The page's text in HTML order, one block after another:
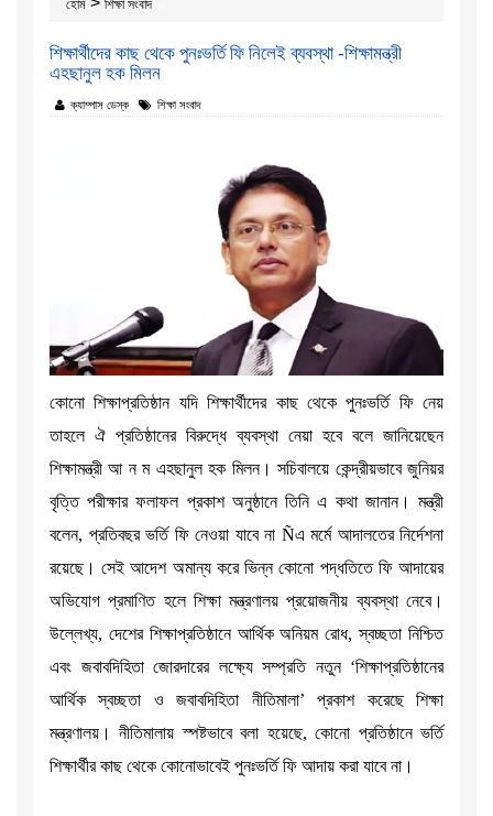
হোম শিক্ষা সংবাদ
শিক্ষার্থীদের কাছ থেকে পুনঃভর্তি ফি নিলেই ব্যবস্থা -শিক্ষামন্ত্রী
এহছানুল হক মিলন
ক্যাম্পাস ডেস্ক শিক্ষা সংবাদ
কোনো শিক্ষাপ্রতিষ্ঠান যদি শিক্ষার্থীদের কাছ থেকে পুনঃভর্তি ফি নেয়
তাহলে ঐ প্রতিষ্ঠানের বিরুদ্ধে ব্যবস্থা নেয়া হবে বলে জানিয়েছেন
শিক্ষামন্ত্রী আ ন ম এহছানুল হক মিলন। সচিবালয়ে কেন্দ্রীয়ভাবে জুনিয়র
বৃত্তি পরীক্ষার ফলাফল প্রকাশ অনুষ্ঠানে তিনি এ কথা জানান। মন্ত্রী
বলেন, প্রতিবছর ভর্তি ফি নেওয়া যাবে না Ñএ মর্মে আদালতের নির্দেশনা
রয়েছে। সেই আদেশ অমান্য করে ভিন্ন কোনো পদ্ধতিতে ফি আদায়ের
অভিযোগ প্রমাণিত হলে শিক্ষা মন্ত্রণালয় প্রয়োজনীয় ব্যবস্থা নেবে।
উল্লেখ্য, দেশের শিক্ষাপ্রতিষ্ঠানে আর্থিক অনিয়ম রোধ, স্বচ্ছতা নিশ্চিত
এবং জবাবদিহিতা জোরদারের লক্ষ্যে সম্প্রতি নতুন ‘শিক্ষাপ্রতিষ্ঠানের
আর্থিক স্বচ্ছতা ও জবাবদিহিতা নীতিমালা’ প্রকাশ করেছে শিক্ষা
মন্ত্রণালয়। নীতিমালায় স্পষ্টভাবে বলা হয়েছে, কোনো প্রতিষ্ঠানে ভর্তি
শিক্ষার্থীর কাছ থেকে কোনোভাবেই পুনঃভর্তি ফি আদায় করা যাবে না।